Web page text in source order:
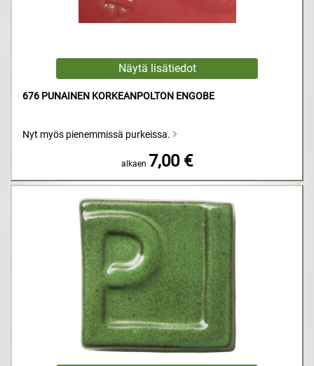
676 PUNAINEN KORKEANPOLTON ENGOBE
Nyt myös pienemmissä purkeissa.
alkaen 7,00 €